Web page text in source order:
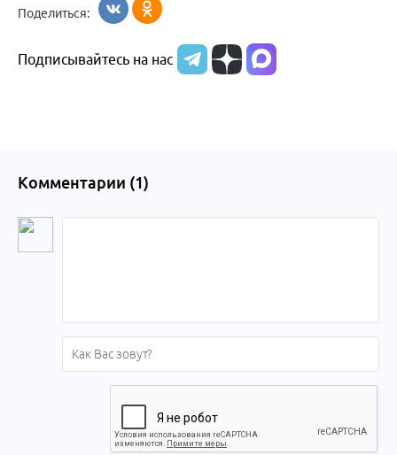
Поделиться:
Подписывайтесь на нас
Комментарии (1)